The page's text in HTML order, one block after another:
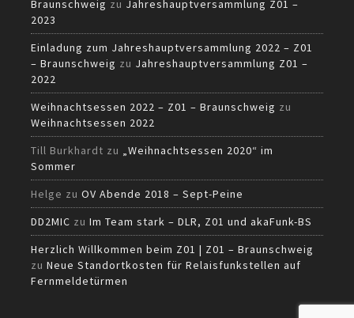
Braunschweig zu Jahreshauptversammlung Z01 –
2023
Einladung zum Jahreshauptversammlung 2022 – Z01
– Braunschweig zu Jahreshauptversammlung Z01 –
2022
Weihnachtsessen 2022 – Z01 – Braunschweig zu
Weihnachtsessen 2022
Till Burkhardt zu „Weihnachtsessen 2020“ im
Sommer
Helge zu OV Abende 2018 – Sept-Peine
DD2MIC zu Im Team stark – DLR, Z01 und akaFunk-BS
Herzlich Willkommen beim Z01 | Z01 – Braunschweig
zu Neue Standortkosten für Relaisfunkstellen auf
Fernmeldetürmen